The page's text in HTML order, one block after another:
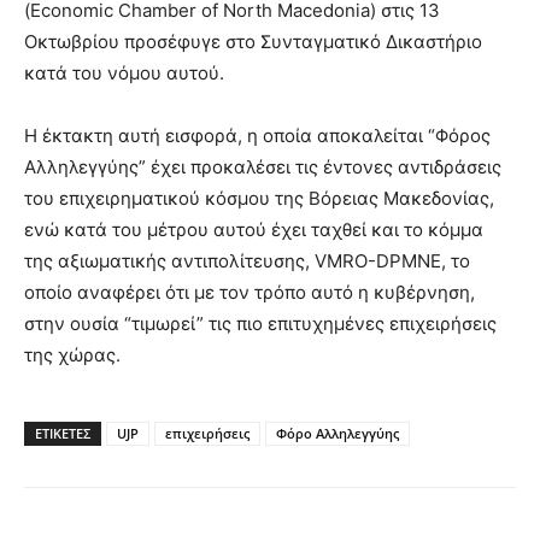
(Economic Chamber of North Macedonia) στις 13
Οκτωβρίου προσέφυγε στο Συνταγματικό Δικαστήριο
κατά του νόμου αυτού.
Η έκτακτη αυτή εισφορά, η οποία αποκαλείται “Φόρος
Αλληλεγγύης” έχει προκαλέσει τις έντονες αντιδράσεις
του επιχειρηματικού κόσμου της Βόρειας Μακεδονίας,
ενώ κατά του μέτρου αυτού έχει ταχθεί και το κόμμα
της αξιωματικής αντιπολίτευσης, VMRO-DPMNE, το
οποίο αναφέρει ότι με τον τρόπο αυτό η κυβέρνηση,
στην ουσία “τιμωρεί” τις πιο επιτυχημένες επιχειρήσεις
της χώρας.
ΕΤΙΚΕΤΕΣ UJP επιχειρήσεις Φόρο Αλληλεγγύης